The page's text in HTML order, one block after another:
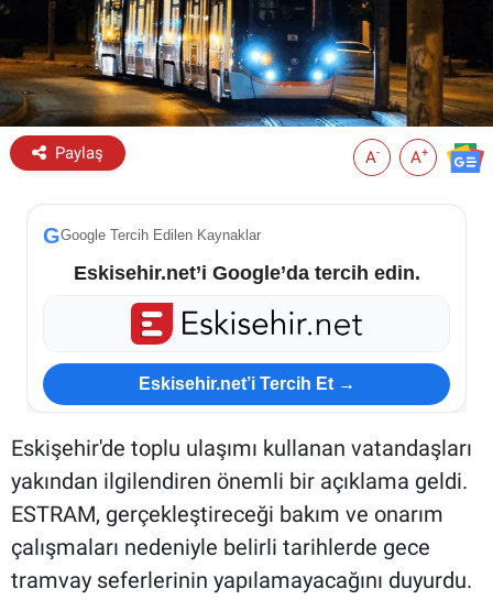
Paylaş A- A+
GGoogle Tercih Edilen Kaynaklar
Eskisehir.net’i Google’da tercih edin.
Eskisehir.net’i Tercih Et →
Eskişehir'de toplu ulaşımı kullanan vatandaşları
yakından ilgilendiren önemli bir açıklama geldi.
ESTRAM, gerçekleştireceği bakım ve onarım
çalışmaları nedeniyle belirli tarihlerde gece
tramvay seferlerinin yapılamayacağını duyurdu.
Eskişehir Hava Durumu
Eskişehir Tramvay Saatleri
Eskişehir Otobüs Saatleri